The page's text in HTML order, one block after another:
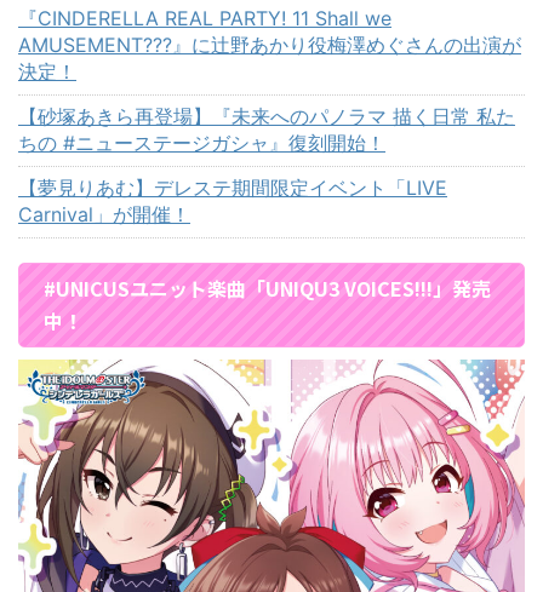
『CINDERELLA REAL PARTY! 11 Shall we
AMUSEMENT???』に辻野あかり役梅澤めぐさんの出演が
決定！
【砂塚あきら再登場】『未来へのパノラマ 描く日常 私た
ちの #ニューステージガシャ』復刻開始！
【夢見りあむ】デレステ期間限定イベント「LIVE
Carnival」が開催！
#UNICUSユニット楽曲「UNIQU3 VOICES!!!」発売
中！